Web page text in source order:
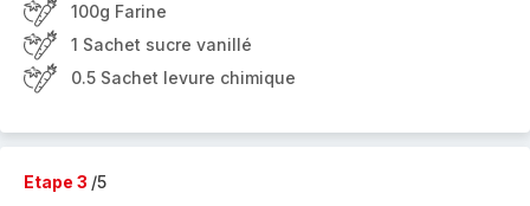
100g Farine
1 Sachet sucre vanillé
0.5 Sachet levure chimique
Etape 3 /5